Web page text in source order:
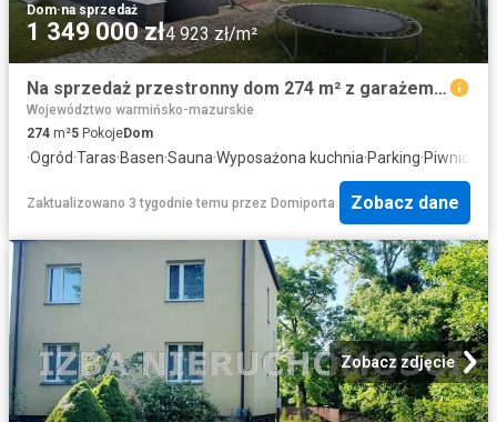
Dom·na sprzedaż
1 349 000 zł4 923 zł/m²
Na sprzedaż przestronny dom 274 m² z garażem i sauną
Województwo warmińsko-mazurskie
274 m²5 PokojeDom
·Ogród·Taras·Basen·Sauna·Wyposażona kuchnia·Parking·Piwnica
Zaktualizowano 3 tygodnie temu przez Domiporta Zobacz dane
Zobacz zdjęcie